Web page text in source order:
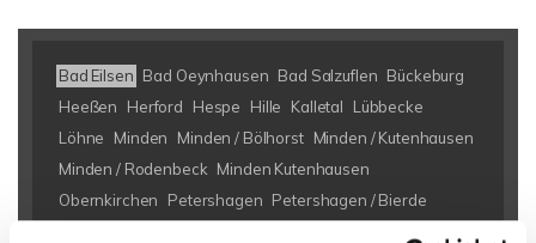
Bad Eilsen Bad Oeynhausen Bad Salzuflen Bückeburg
Heeßen
Herford Hespe Hille Kalletal
Lübbecke
Löhne
Minden Minden / Bölhorst Minden / Kutenhausen
Minden / Rodenbeck Minden Kutenhausen
Obernkirchen
Petershagen Petershagen / Bierde